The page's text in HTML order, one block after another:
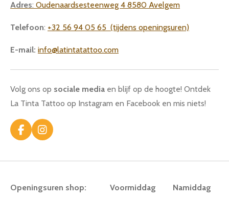
Adres: Oudenaardsesteenweg 4 8580 Avelgem
Telefoon: +32 56 94 05 65 (tijdens openingsuren)
E-mail: info@latintatattoo.com
Volg ons op sociale media en blijf op de hoogte! Ontdek
La Tinta Tattoo op Instagram en Facebook en mis niets!
F
a
e
o
I
n
t
r
Openingsuren shop: Voormiddag Namiddag